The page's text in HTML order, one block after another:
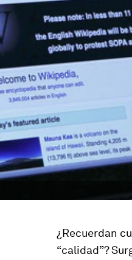
¿Recuerdan
“calidad”?